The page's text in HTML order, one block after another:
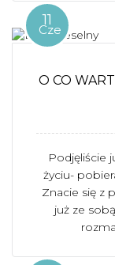
11
Cze
O CO
Podjęliście
życiu-
Znacie się z
już ze